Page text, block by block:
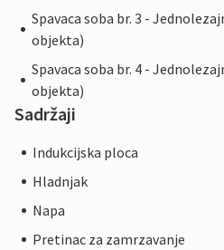
Spavaca soba br. 3 -
objekta)
Spavaca soba br. 4 -
objekta)
Sadržaji
Indukcijska ploca
Hladnjak
Napa
Pretinac za zamrzavanje